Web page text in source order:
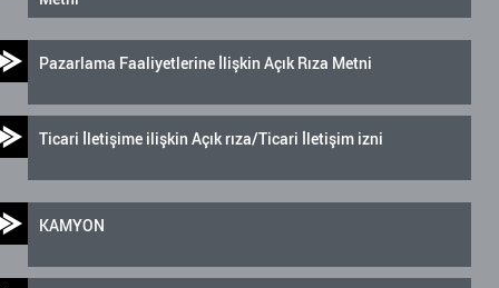
Pazarlama Faaliyetlerine İlişkin Açık Rıza Metni
Ticari İletişime ilişkin Açık rıza/Ticari İletişim izni
KAMYON